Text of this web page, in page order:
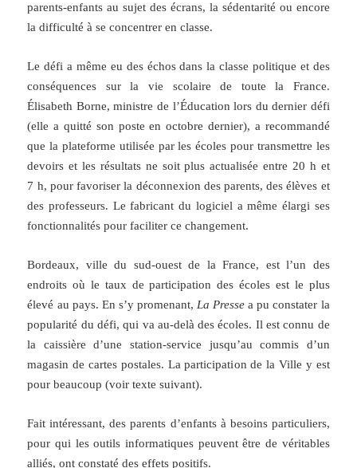
parents-enfants au sujet des écrans, la sédentarité ou encore
la difficulté à se concentrer en classe.
Le défi a même eu des échos dans la classe politique et des
conséquences sur la vie scolaire de toute la France.
Élisabeth Borne, ministre de l’Éducation lors du dernier défi
(elle a quitté son poste en octobre dernier), a recommandé
que la plateforme utilisée par les écoles pour transmettre les
devoirs et les résultats ne soit plus actualisée entre 20 h et
7 h, pour favoriser la déconnexion des parents, des élèves et
des professeurs. Le fabricant du logiciel a même élargi ses
fonctionnalités pour faciliter ce changement.
Bordeaux, ville du sud-ouest de la France, est l’un des
endroits où le taux de participation des écoles est le plus
élevé au pays. En s’y promenant, La Presse a pu constater la
popularité du défi, qui va au-delà des écoles. Il est connu de
la caissière d’une station-service jusqu’au commis d’un
magasin de cartes postales. La participation de la Ville y est
pour beaucoup (voir texte suivant).
Fait intéressant, des parents d’enfants à besoins particuliers,
pour qui les outils informatiques peuvent être de véritables
alliés, ont constaté des effets positifs.